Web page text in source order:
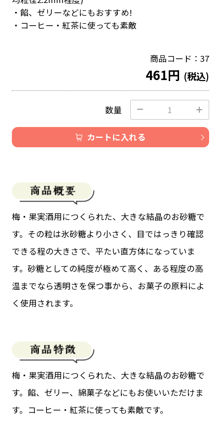
・餡、ゼリーなどにもおすすめ!
・コーヒー・紅茶に使っても素敵
商品コード：37
461円 (税込)
数量
カートに入れる
梅・果実酒用につくられた、大きな結晶のお砂糖で
す。その粒は氷砂糖より小さく、目ではっきり確認
できる程の大きさで、平たい直方体になっていま
す。砂糖としての純度が極めて高く、ある程度の高
温までなら透明さを保つ事から、お菓子の原料によ
く使用されます。
梅・果実酒用につくられた、大きな結晶のお砂糖で
す。餡、ゼリー、綿菓子などにもお使いいただけま
す。コーヒー・紅茶に使っても素敵です。